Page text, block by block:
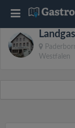
Westfalen
T
o